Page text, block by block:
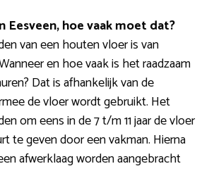
Eesveen, hoe vaak moet dat?
van een houten vloer is van
en hoe vaak is het raadzaam
Dat is afhankelijk van de
de vloer wordt gebruikt. Het
om eens in de 7 t/m 11 jaar de vloer
te geven door een vakman. Hierna
afwerklaag worden aangebracht